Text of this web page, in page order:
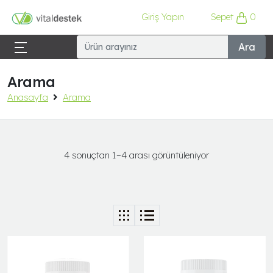
Giriş Yapın Sepet 0
Ara
Arama
Anasayfa Arama
4 sonuçtan 1–4 arası görüntüleniyor